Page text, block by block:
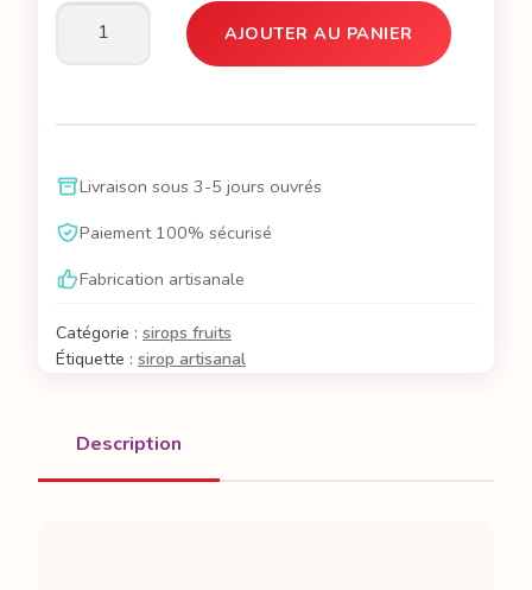
quantité
c'est
sirop
de
AJOUTER AU PANIER
Livraison sous 3-5 jours ouvrés
Paiement 100% sécurisé
Fabrication artisanale
Catégorie : sirops fruits
Étiquette : sirop artisanal
Description